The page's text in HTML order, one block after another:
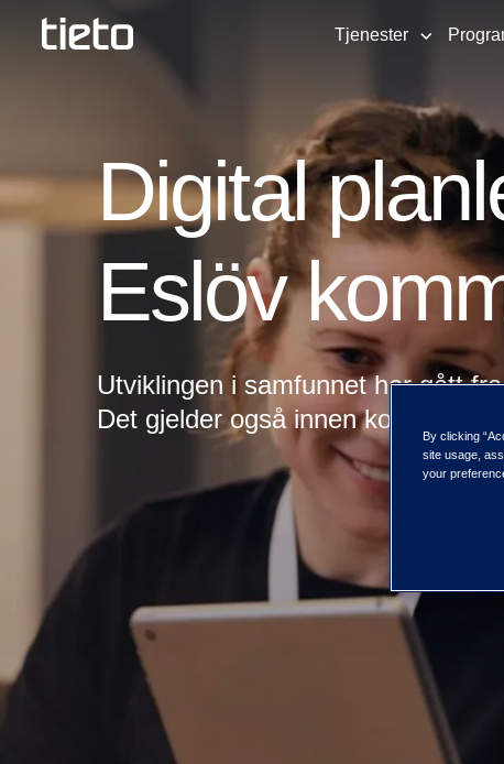
Tjenester
Digital
Eslöv
Utviklingen i samfunnet har gått
Det gjelder også innen
By clicking
site usage,
your